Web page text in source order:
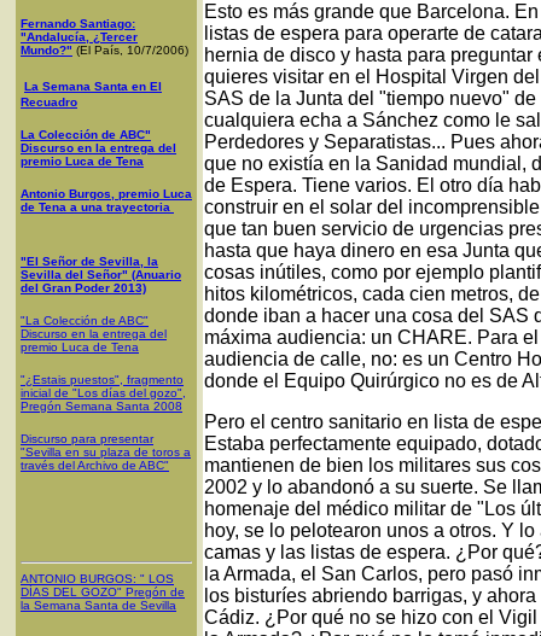
Fernando Santiago:
"Andalucía, ¿Tercer
Mundo?" (El País, 10/7/2006)
La Semana Santa en El
Recuadro
La Colección de ABC"
Discurso en la entrega del
premio Luca de Tena
Antonio Burgos, premio Luca
de Tena a una trayectoria
"El Señor de Sevilla, la
Sevilla del Señor" (Anuario
del Gran Poder 2013)
"La Colección de ABC"
Discurso en la entrega del
premio Luca de Tena
"¿Estais puestos", fragmento
inicial de "Los días del gozo",
Pregón Semana Santa 2008
Discurso para presentar
"Sevilla en su plaza de toros a
través del Archivo de ABC"
ANTONIO BURGOS: " LOS
DÍAS DEL GOZO" Pregón de
la Semana Santa de Sevilla
Esto es más grande que Barcelona.
listas de espera para operarte de
hernia de disco y hasta para
quieres visitar en el Hospital Virgen
SAS de la Junta del "tiempo nuevo"
cualquiera echa a Sánchez como le
Perdedores y Separatistas... Pues
que no existía en la Sanidad mundial,
de Espera. Tiene varios. El otro día
construir en el solar del
que tan buen servicio de urgencias
hasta que haya dinero en esa Junta
cosas inútiles, como por ejemplo
hitos kilométricos, cada cien metros,
donde iban a hacer una cosa del SAS
máxima audiencia: un CHARE. Para
audiencia de calle, no: es un Centro
donde el Equipo Quirúrgico no es de
Pero el centro sanitario en lista de
Estaba perfectamente equipado,
mantienen de bien los militares sus
2002 y lo abandonó a su suerte. Se
homenaje del médico militar de "Los
hoy, se lo pelotearon unos a otros. Y
camas y las listas de espera. ¿Por
la Armada, el San Carlos, pero pasó
los bisturíes abriendo barrigas, y
Cádiz. ¿Por qué no se hizo con el